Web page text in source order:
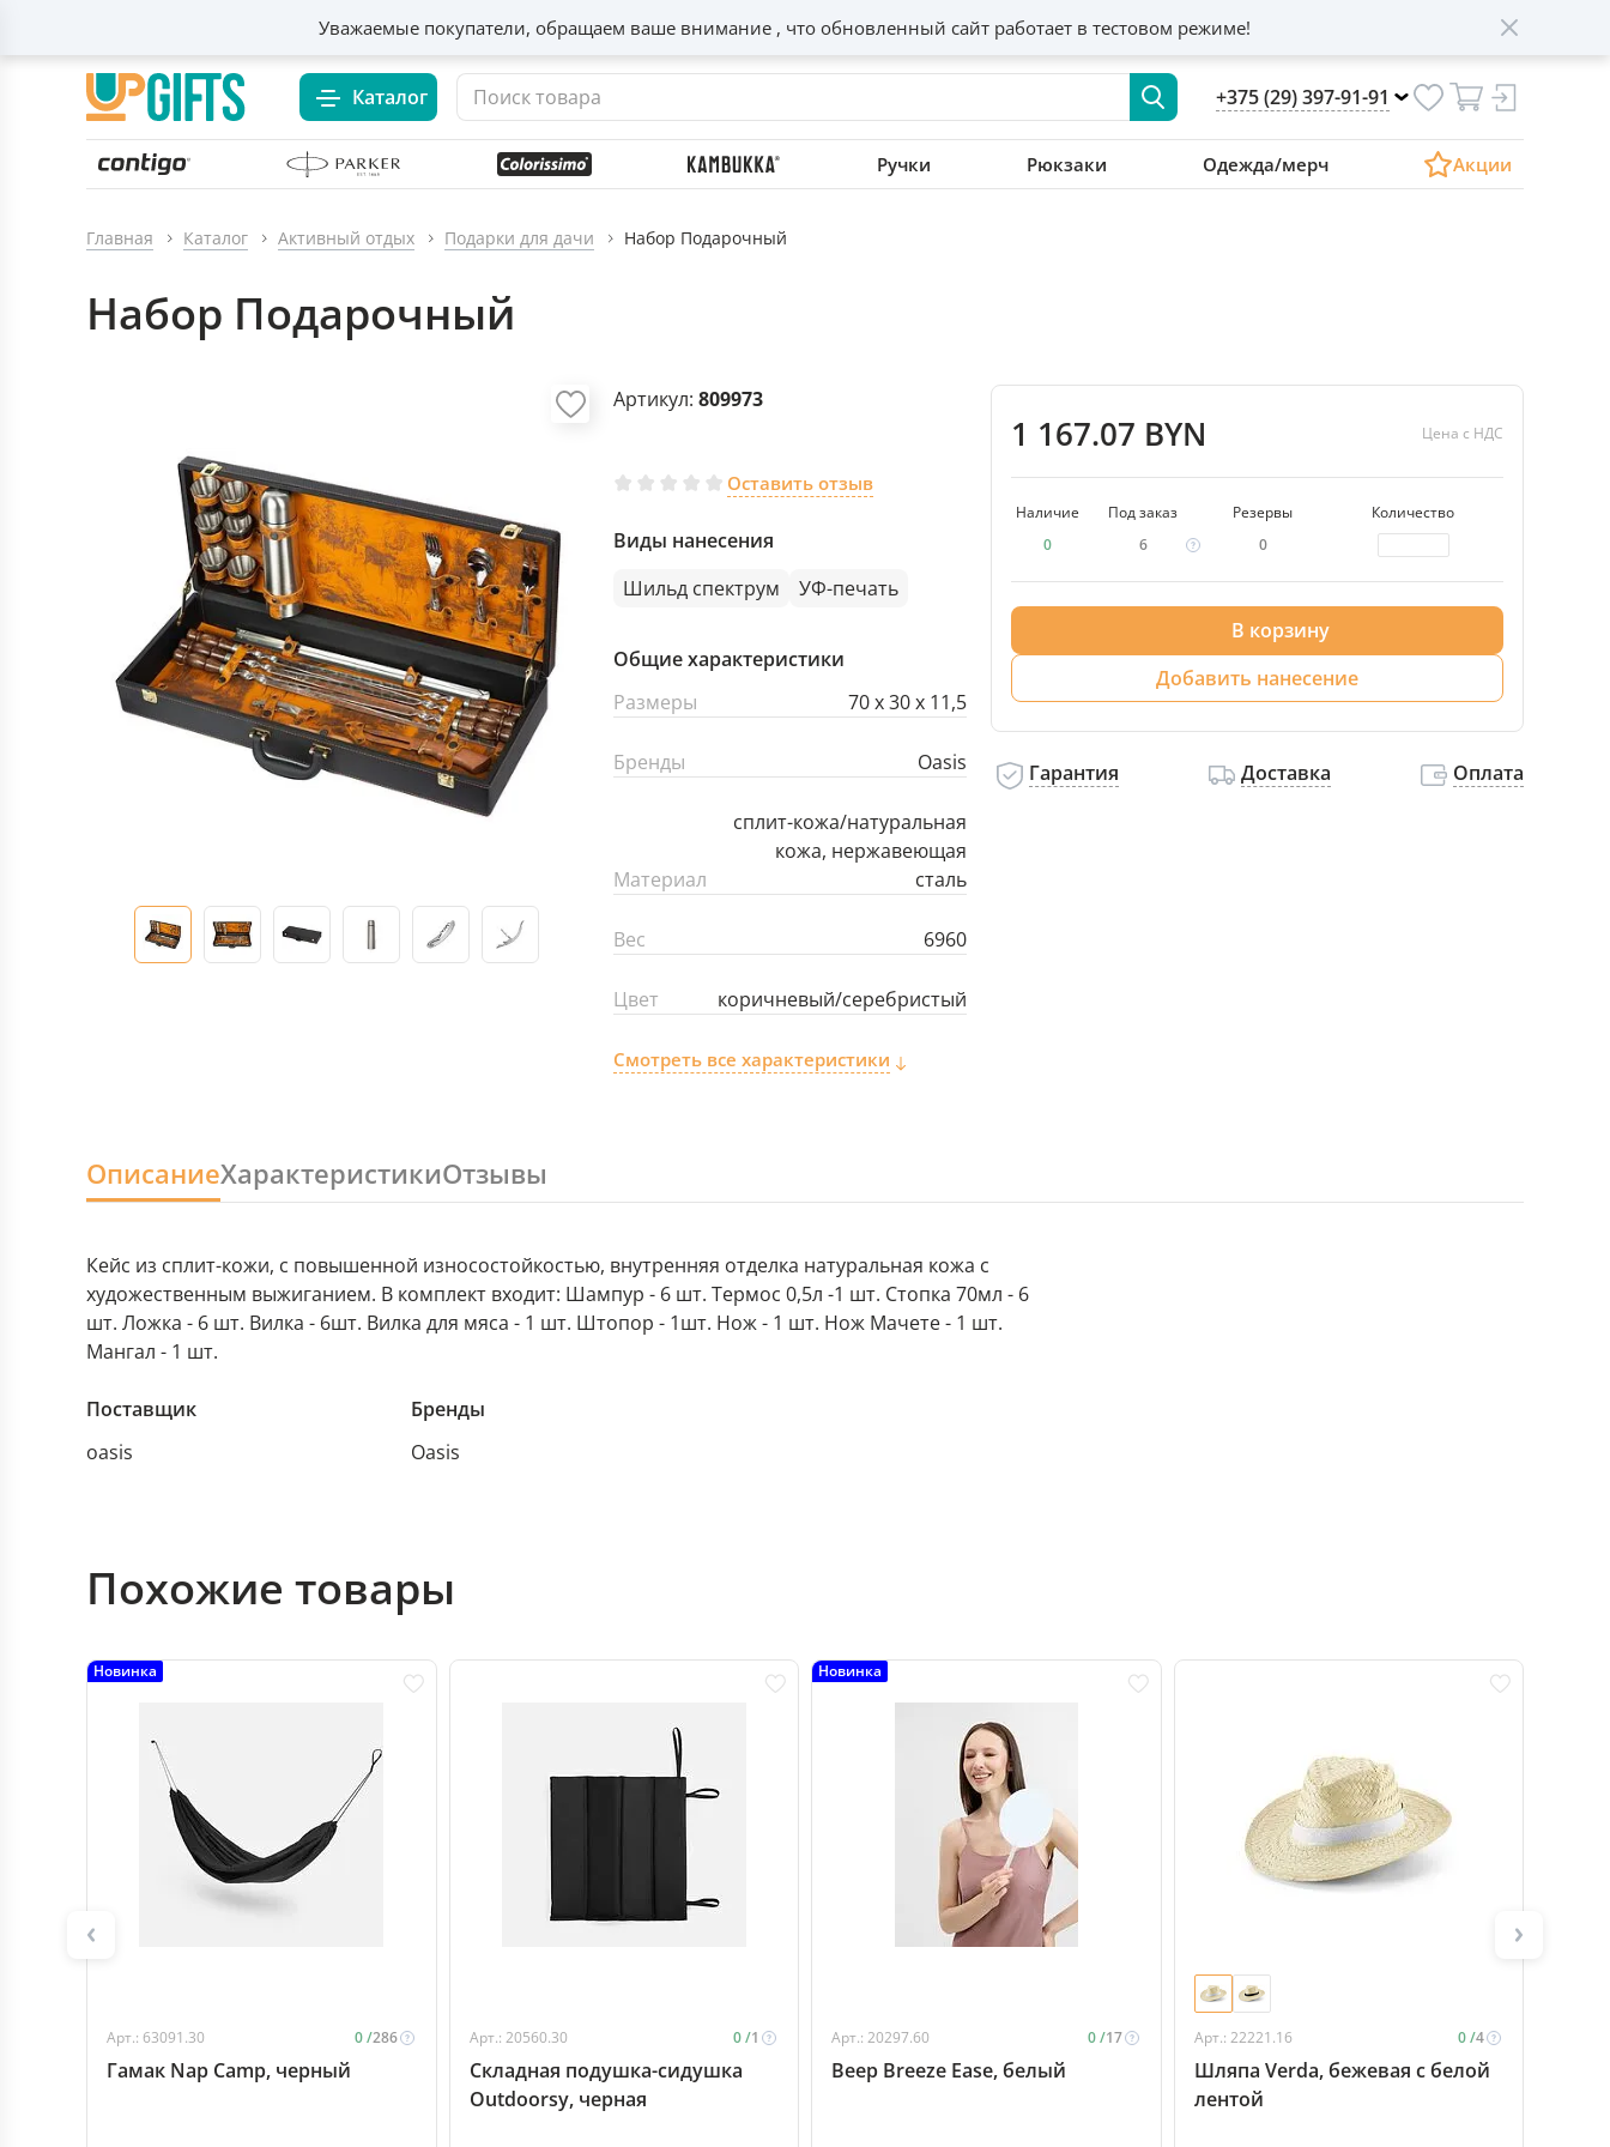
Уважаемые покупатели, обращаем ваше внимание , что обновленный сайт работает в тестовом режиме!
Каталог +375 (29) 397-91-91
Ручки Рюкзаки Одежда/мерч Акции
Главная Каталог Активный отдых Подарки для дачи Набор Подарочный
Набор Подарочный
Артикул: 809973
Оставить отзыв
Виды нанесения
Шильд спектрум
УФ-печать
Общие характеристики
Размеры
70 х 30 х 11,5
Бренды Oasis
Материал
сплит-кожа/натуральная
кожа, нержавеющая
сталь
Вес 6960
Цвет коричневый/серебристый
Смотреть все характеристики
1 167.07 BYN Цена с НДС
Наличие Под заказ Резервы
Количество
0
6 0
В корзину
Добавить нанесение
Гарантия Доставка Оплата
ОписаниеХарактеристикиОтзывы
Кейс из сплит-кожи, с повышенной износостойкостью, внутренняя отделка натуральная кожа с
художественным выжиганием. В комплект входит: Шампур - 6 шт. Термос 0,5л -1 шт. Стопка 70мл - 6
шт. Ложка - 6 шт. Вилка - 6шт. Вилка для мяса - 1 шт. Штопор - 1шт. Нож - 1 шт. Нож Мачете - 1 шт.
Мангал - 1 шт.
Поставщик
oasis
Бренды
Oasis
Похожие товары
Новинка
Арт.: 63091.30 0 /286
Гамак Nap Camp, черный
Арт.: 20560.30 0 /1
Складная подушка-сидушка
Outdoorsy, черная
Новинка
Арт.: 20297.60 0 /17
Веер Breeze Ease, белый
Арт.: 22221.16 0 /4
Шляпа Verda, бежевая с белой
лентой